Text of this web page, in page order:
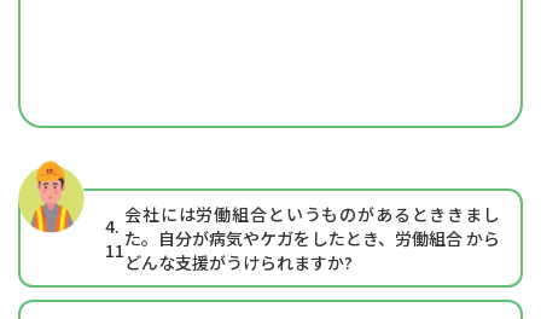
4.
11
会社には労働組合というものがあるとききまし
た。自分が病気やケガをしたとき、労働組合 から
どんな支援がうけられますか?